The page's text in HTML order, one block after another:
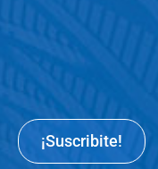
¡Suscribite!